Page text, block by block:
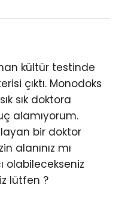
kültür testinde
çıktı. Monodoks
sık doktora
alamıyorum.
bir doktor
alanınız mı
olabilecekseniz
lütfen ?